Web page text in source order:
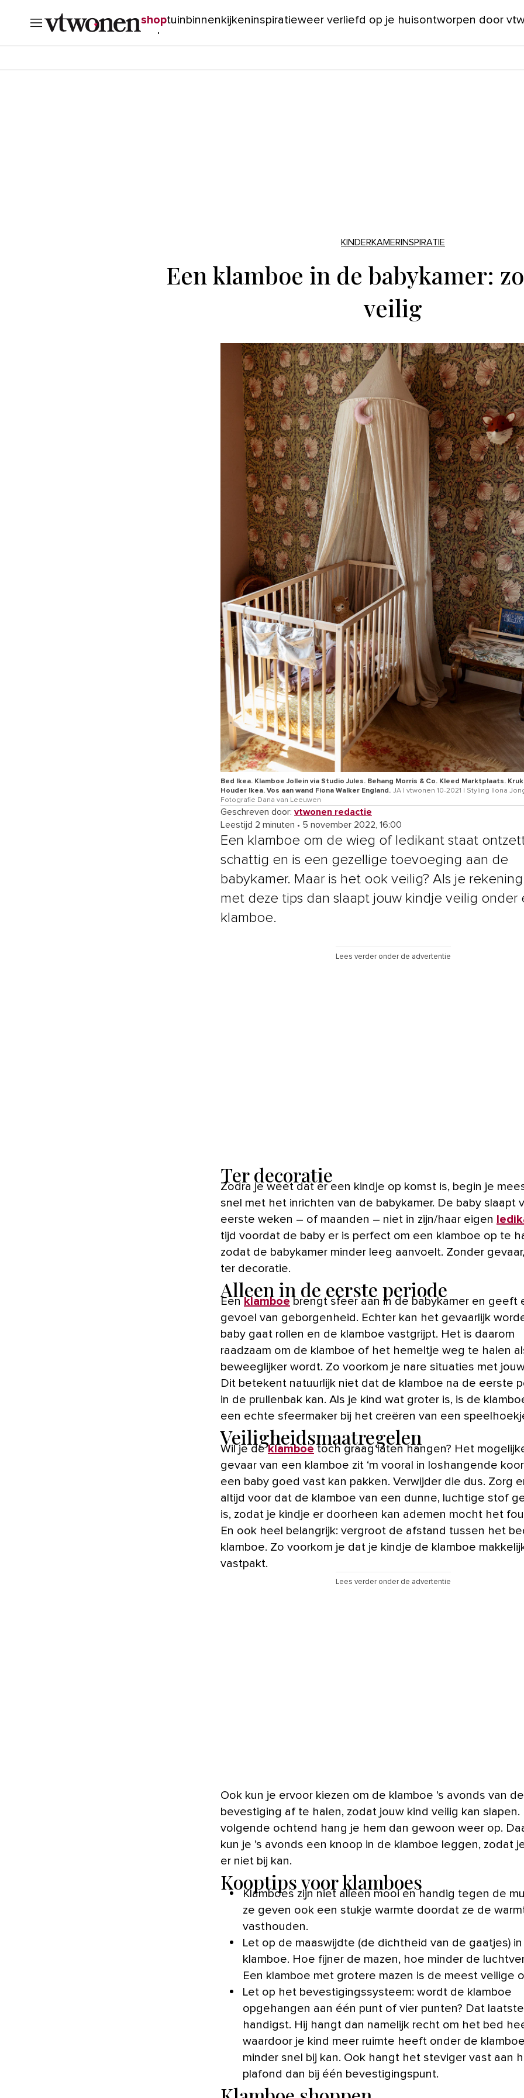
shoptuin binnenkijkeninspiratieweer verliefd op je huisontworpen door
verbouwen
KINDERKAMERINSPIRATIE
Een klamboe in de babykamer:
veilig
Bed Ikea. Klamboe Jollein via Studio Jules. Behang Morris & Co. Kleed Marktplaats.
Houder Ikea. Vos aan wand Fiona Walker England. JA | vtwonen 10-2021 | Styling Ilona
Fotografie Dana van Leeuwen
Geschreven door: vtwonen redactie
Leestijd 2 minuten • 5 november 2022, 16:00
Een klamboe om de wieg of ledikant staat
schattig en is een gezellige toevoeging aan de
babykamer. Maar is het ook veilig? Als je
met deze tips dan slaapt jouw kindje veilig onder
klamboe.
Lees verder onder de advertentie
Ter decoratie
Zodra je weet dat er een kindje op komst is, begin je meestal al
snel met het inrichten van de babykamer. De baby slaapt
eerste weken – of maanden – niet in zijn/haar eigen
tijd voordat de baby er is perfect om een klamboe op te
zodat de babykamer minder leeg aanvoelt. Zonder
ter decoratie.
Alleen in de eerste periode
Eenklamboebrengt sfeer aan in de babykamer en geeft
gevoel van geborgenheid. Echter kan het gevaarlijk
baby gaat rollen en de klamboe vastgrijpt. Het is daarom
raadzaam om de klamboe of het hemeltje weg te halen
beweeglijker wordt. Zo voorkom je nare situaties met
Dit betekent natuurlijk niet dat de klamboe na de eerste
in de prullenbak kan. Als je kind wat groter is, is de
een echte sfeermaker bij het creëren van een
Veiligheidsmaatregelen
Wil je deklamboetoch graag laten hangen? Het
gevaar van een klamboe zit ‘m vooral in loshangende
een baby goed vast kan pakken. Verwijder die dus. Zorg
altijd voor dat de klamboe van een dunne, luchtige stof
is, zodat je kindje er doorheen kan ademen mocht het
En ook heel belangrijk: vergroot de afstand tussen het
klamboe. Zo voorkom je dat je kindje de klamboe
vastpakt.
Lees verder onder de advertentie
Ook kun je ervoor kiezen om de klamboe ’s avonds van de
bevestiging af te halen, zodat jouw kind veilig kan slapen.
volgende ochtend hang je hem dan gewoon weer op.
kun je ’s avonds een knoop in de klamboe leggen, zodat
er niet bij kan.
Kooptips voor klamboes
Klamboes zijn niet alleen mooi en handig tegen de
ze geven ook een stukje warmte doordat ze de
vasthouden.
Let op de maaswijdte (de dichtheid van de gaatjes)
klamboe. Hoe fijner de mazen, hoe minder de
Een klamboe met grotere mazen is de meest veilige
Let op het bevestigingssysteem: wordt de klamboe
opgehangen aan één punt of vier punten? Dat
handigst. Hij hangt dan namelijk recht om het bed
waardoor je kind meer ruimte heeft onder de
minder snel bij kan. Ook hangt het steviger vast aan
plafond dan bij één bevestigingspunt.